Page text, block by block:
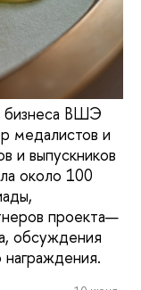
бизнеса ВШЭ
медалистов и
и выпускников
около 100
проекта—
обсуждения